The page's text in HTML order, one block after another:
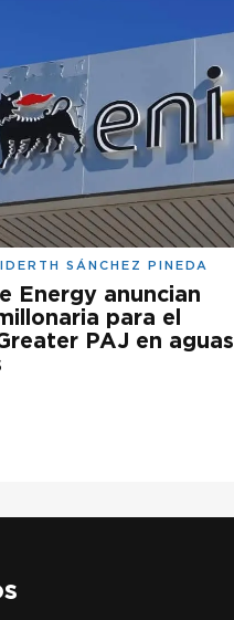
SÁNCHEZ PINEDA
Energy anuncian
para el
PAJ en aguas